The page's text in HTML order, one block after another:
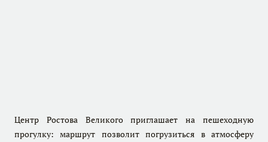
Центр Ростова Великого приглашает на пешеходную
прогулку: маршрут позволит погрузиться в атмосферу